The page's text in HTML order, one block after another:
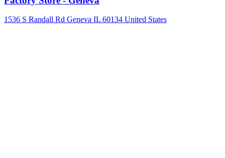
1536 S Randall Rd Geneva IL 60134 United States